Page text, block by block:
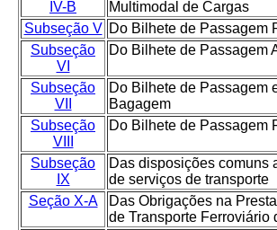
IV-B
Multimodal de Cargas
Subseção V Do Bilhete de Passagem
Subseção
VI
Do Bilhete de Passagem
Subseção
VII
Do Bilhete de Passagem
Bagagem
Subseção
VIII
Do Bilhete de Passagem
Subseção
IX
Das disposições comuns
de serviços de transporte
Seção X-A
Das Obrigações na
de Transporte Ferroviário